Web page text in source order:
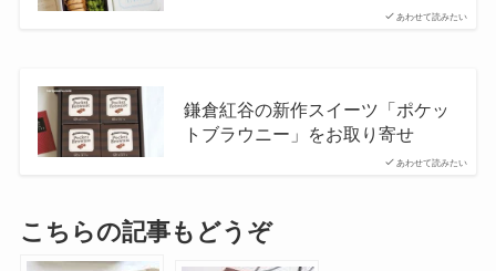
あわせて読みたい
あわせて読みたい
鎌倉紅谷の新作スイーツ「ポケッ
トブラウニー」をお取り寄せ
こちらの記事もどうぞ